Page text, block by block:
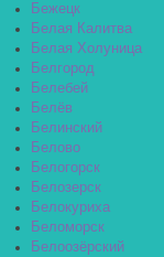
Бежецк
Белая Калитва
Белая Холуница
Белгород
Белебей
Белёв
Белинский
Белово
Белогорск
Белозерск
Белокуриха
Беломорск
Белоозёрский